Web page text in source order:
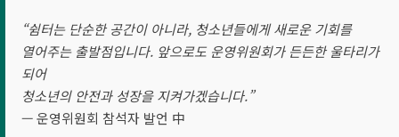
“쉼터는 단순한 공간이 아니라, 청소년들에게 새로운 기회를
열어주는 출발점입니다. 앞으로도 운영위원회가 든든한 울타리가
되어
청소년의 안전과 성장을 지켜가겠습니다.”
— 운영위원회 참석자 발언 中